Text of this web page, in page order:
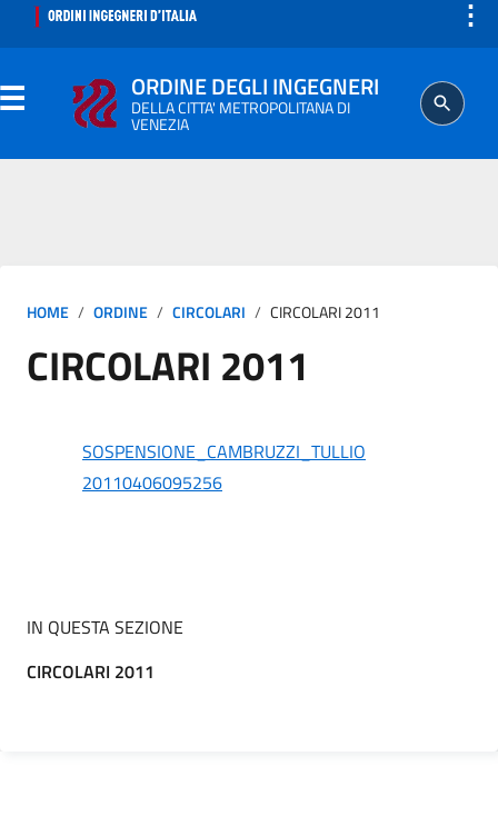
⋮
ORDINE DEGLI INGEGNERI
DELLA CITTA' METROPOLITANA DI
VENEZIA
ISCRITTO
PROFESSIONE
AGGIORNAMENTO PROFESSIONALE
HOME ORDINE CIRCOLARI CIRCOLARI 2011
CIRCOLARI 2011
SOSPENSIONE_CAMBRUZZI_TULLIO
20110406095256
IN QUESTA SEZIONE
CIRCOLARI 2011